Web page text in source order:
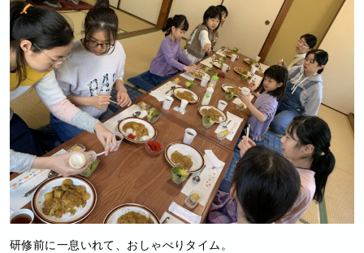
研修前に一息いれて、おしゃべりタイム。